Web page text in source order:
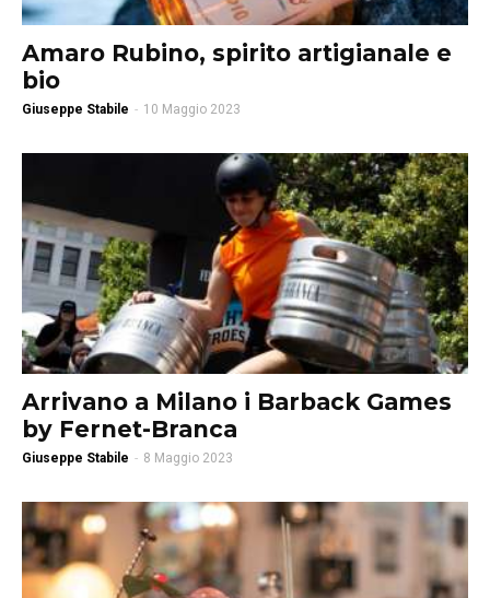
Amaro Rubino, spirito artigianale e
bio
Giuseppe Stabile - 10 Maggio 2023
Arrivano a Milano i Barback Games
by Fernet-Branca
Giuseppe Stabile - 8 Maggio 2023